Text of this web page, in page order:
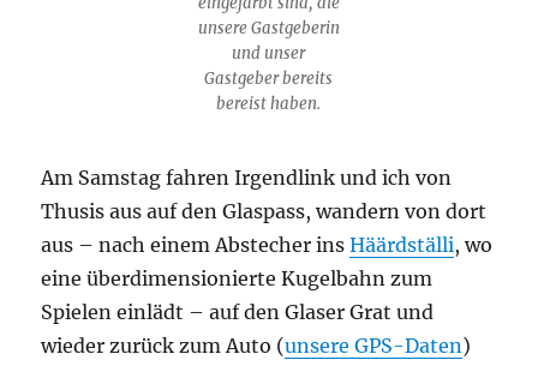
unsere Gastgeberin
und unser
Gastgeber bereits
bereist haben.
Am Samstag fahren Irgendlink und ich von
Thusis aus auf den Glaspass, wandern von dort
aus – nach einem Abstecher insHäärdställi, wo
eine überdimensionierte Kugelbahn zum
Spielen einlädt – auf den Glaser Grat und
wieder zurück zum Auto (unsere GPS-Daten)